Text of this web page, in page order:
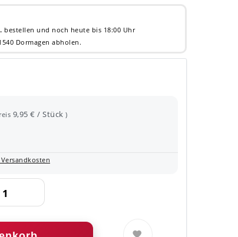
bestellen und noch heute bis 18:00 Uhr
Dormagen abholen.
9,95 € / Stück)
Versandkosten